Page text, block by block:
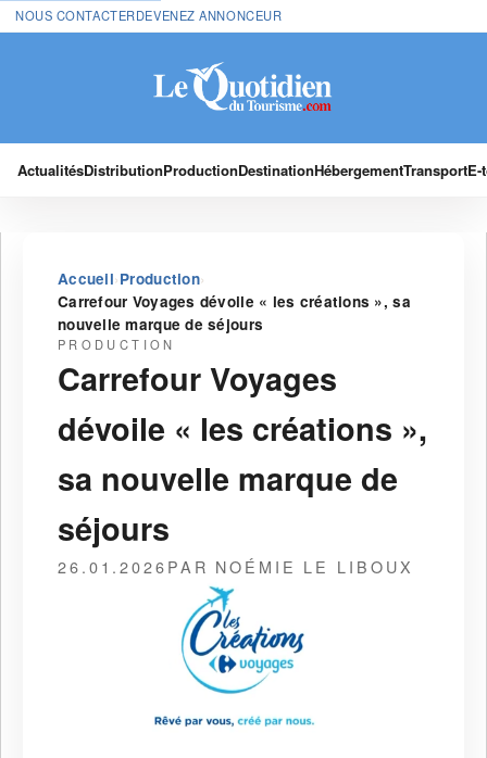
NOUS CONTACTERDEVENEZ ANNONCEUR
ActualitésDistributionProductionDestinationHébergementTransport
Accueil›Production›
Carrefour Voyages dévoile « les créations », sa
nouvelle marque de séjours
PRODUCTION
Carrefour Voyages
dévoile « les créations »,
sa nouvelle marque de
séjours
26.01.2026PAR NOÉMIE LE LIBOUX